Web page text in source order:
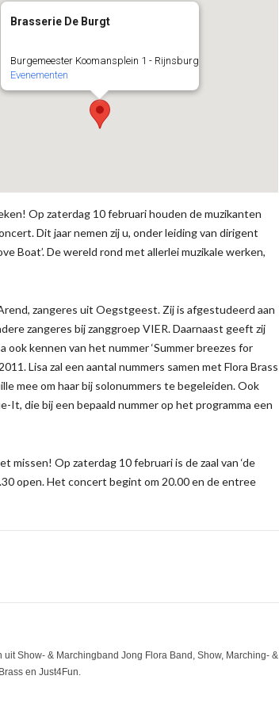
Brasserie De Burgt
Burgemeester Koomansplein 1 - Rijnsburg
Evenementen
Op zaterdag 10 februari houden de muzikanten
Dit jaar nemen zij u, onder leiding van dirigent
Boat’. De wereld rond met allerlei muzikale werken,
zangeres uit Oegstgeest. Zij is afgestudeerd aan
zangeres bij zanggroep VIER. Daarnaast geeft zij
kennen van het nummer ‘Summer breezes for
Lisa zal een aantal nummers samen met Flora Brass
mee om haar bij solonummers te begeleiden. Ook
It, die bij een bepaald nummer op het programma een
Op zaterdag 10 februari is de zaal van ‘de
open. Het concert begint om 20.00 en de entree
uit Show- & Marchingband Jong Flora Band, Show, Marching- &
en Just4Fun.